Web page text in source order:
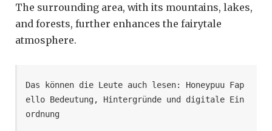
The surrounding area, with its mountains, lakes,
and forests, further enhances the fairytale
atmosphere.
Das können die Leute auch lesen: Honeypuu Fap
ello Bedeutung, Hintergründe und digitale Ein
ordnung